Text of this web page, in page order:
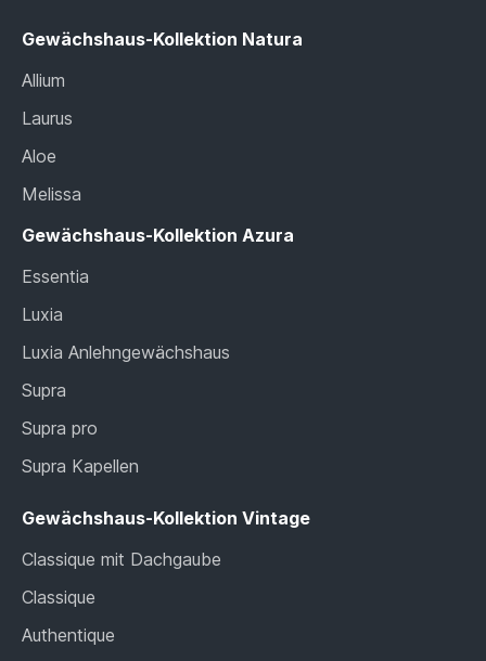
Gewächshaus-Kollektion Natura
Allium
Laurus
Aloe
Melissa
Gewächshaus-Kollektion Azura
Essentia
Luxia
Luxia Anlehngewächshaus
Supra
Supra pro
Supra Kapellen
Gewächshaus-Kollektion Vintage
Classique mit Dachgaube
Classique
Authentique